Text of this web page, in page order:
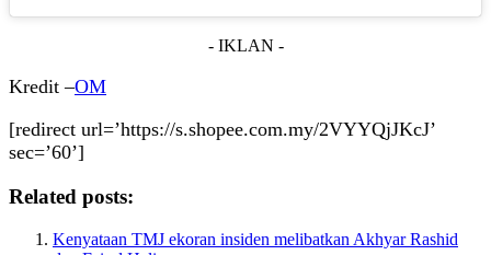
- IKLAN -
Kredit –OM
[redirect url=’https://s.shopee.com.my/2VYYQjJKcJ’
sec=’60’]
Related posts:
Kenyataan TMJ ekoran insiden melibatkan Akhyar Rashid